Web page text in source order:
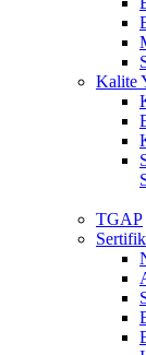
Kalite
TGAP